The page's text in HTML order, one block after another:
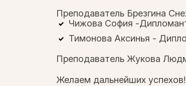
Преподаватель Брезгина
Чижова София -
Тимонова Аксинья -
Преподаватель Жукова
Желаем дальнейших успехов!